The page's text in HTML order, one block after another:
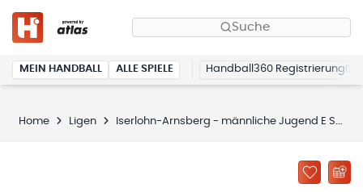
Suche
MEIN HANDBALL ALLE SPIELE Handball360 Registrierung
Home Ligen Iserlohn-Arnsberg - männliche Jugend E Sommerrunde 1